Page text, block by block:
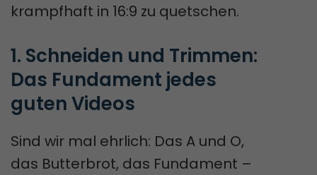
krampfhaft in 16:9 zu quetschen.
1. Schneiden und Trimmen:
Das Fundament jedes
guten Videos
Sind wir mal ehrlich: Das A und O,
das Butterbrot, das Fundament –